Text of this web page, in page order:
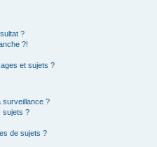
?
?!
et sujets ?
surveillance ?
sujets ?
de sujets ?